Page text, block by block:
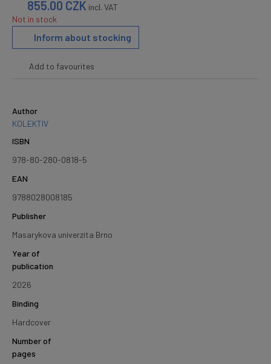
855.00 CZK incl. VAT
Not in stock
Inform about stocking
Add to favourites
Author
KOLEKTIV
ISBN
978-80-280-0818-5
EAN
9788028008185
Publisher
Masarykova univerzita Brno
Year of
publication
2026
Binding
Hardcover
Number of
pages